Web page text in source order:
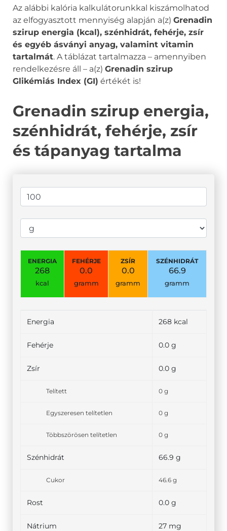
Az alábbi kalória kalkulátorunkkal kiszámolhatod
az elfogyasztott mennyiség alapján a(z) Grenadin
szirup energia (kcal), szénhidrát, fehérje, zsír
és egyéb ásványi anyag, valamint vitamin
tartalmát. A táblázat tartalmazza – amennyiben
rendelkezésre áll – a(z) Grenadin szirup
Glikémiás Index (GI) értékét is!
Grenadin szirup energia,
szénhidrát, fehérje, zsír
és tápanyag tartalma
ENERGIA
268
kcal
FEHÉRJE
0.0
gramm
ZSÍR
0.0
gramm
SZÉNHIDRÁT
66.9
gramm
Energia 268 kcal
Fehérje 0.0 g
Zsír 0.0 g
Telített 0 g
Egyszeresen telítetlen 0 g
Többszörösen telítetlen 0 g
Szénhidrát 66.9 g
Cukor 46.6 g
Rost 0.0 g
Nátrium 27 mg